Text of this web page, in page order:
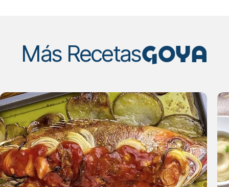
Más RecetasGOYA